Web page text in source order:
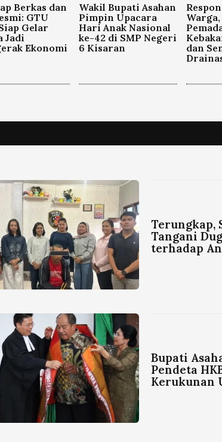
Berkas dan
GTU
Gelar
Jadi
Ekonomi
Wakil Bupati Asahan
Pimpin Upacara
Hari Anak Nasional
ke-42 di SMP Negeri
6 Kisaran
dan
Terungkap,
Tangani
terhadap
Bupati
Pendeta
Kerukunan